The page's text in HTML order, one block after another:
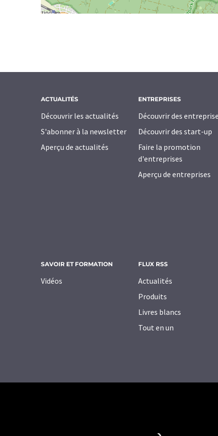
ACTUALITÉS
Découvrir les actualités
S'abonner à la newsletter
Aperçu de actualités
ENTREPRISES
Découvrir des
Découvrir des start-up
Faire la promotion
d'entreprises
Aperçu de entreprises
SAVOIR ET FORMATION
Vidéos
FLUX RSS
Actualités
Produits
Livres blancs
Tout en un